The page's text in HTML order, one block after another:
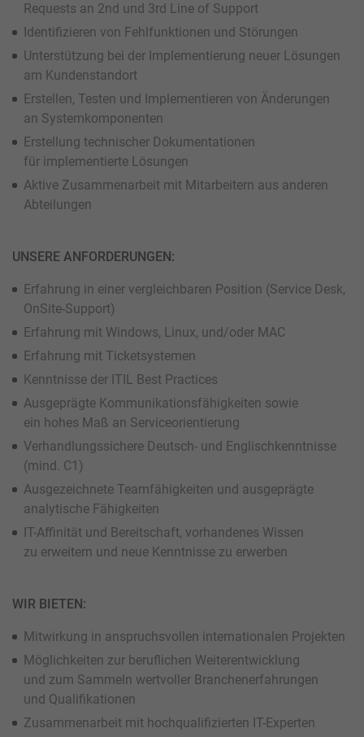
Requests an 2nd und 3rd Line of Support
Identifizieren von Fehlfunktionen und Störungen
Unterstützung bei der Implementierung neuer Lösungen
am Kundenstandort
Erstellen, Testen und Implementieren von Änderungen
an Systemkomponenten
Erstellung technischer Dokumentationen
für implementierte Lösungen
Aktive Zusammenarbeit mit Mitarbeitern aus anderen
Abteilungen
UNSERE ANFORDERUNGEN:
Erfahrung in einer vergleichbaren Position (Service Desk,
OnSite-Support)
Erfahrung mit Windows, Linux, und/oder MAC
Erfahrung mit Ticketsystemen
Kenntnisse der ITIL Best Practices
Ausgeprägte Kommunikationsfähigkeiten sowie
ein hohes Maß an Serviceorientierung
Verhandlungssichere Deutsch- und Englischkenntnisse
(mind. C1)
Ausgezeichnete Teamfähigkeiten und ausgeprägte
analytische Fähigkeiten
IT-Affinität und Bereitschaft, vorhandenes Wissen
zu erweitern und neue Kenntnisse zu erwerben
WIR BIETEN:
Mitwirkung in anspruchsvollen internationalen Projekten
Möglichkeiten zur beruflichen Weiterentwicklung
und zum Sammeln wertvoller Branchenerfahrungen
und Qualifikationen
Zusammenarbeit mit hochqualifizierten IT-Experten